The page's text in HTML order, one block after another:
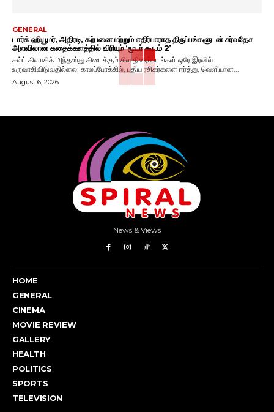
GENERAL
டார்க் ஹியூமர், அதிரடி, கற்பனை மற்றும் எதிர்பாராத திருப்பங்களுடன் சர்வதேச
அளவிலான கதைக்களத்தில் விரியும் ‘மூடர் கூடம் 2’
கல்ட் கிளாசிக் அந்தஸ்து கிடைக்கும் சில திரைப்படங்கள் ஒரே இரவில்
உருவாகிவிடுவதில்லை. காலப்போக்கில், புதிய ரசிகர்களை ஈர்த்து, வெளியான...
August 6, 2026
News & Views
HOME
GENERAL
CINEMA
MOVIE REVIEW
GALLERY
HEALTH
POLITICS
SPORTS
TELEVISION